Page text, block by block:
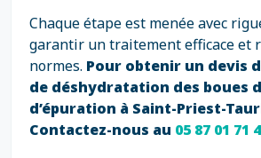
Chaque étape est menée avec
garantir un traitement efficace et
normes. Pour obtenir un devis
de déshydratation des boues
d’épuration à Saint-Priest-
Contactez-nous au 05 87 01 71